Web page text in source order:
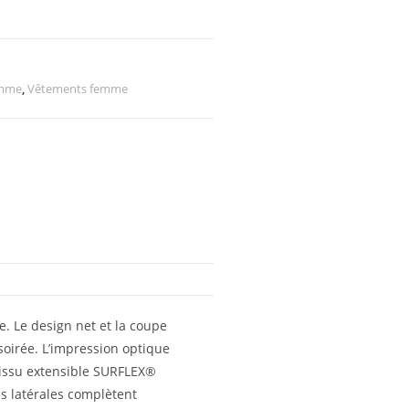
,Vêtements femme
Le design net et la coupe
L’impression optique
extensible SURFLEX®
latérales complètent